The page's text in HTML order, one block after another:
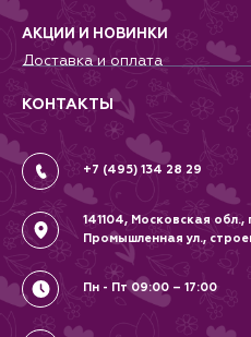
Террариумистика
Питомникам
Добрые дела
Новости
Контакты
Вопрос-Ответ
АКЦИИ И НОВИНКИ
Доставка и оплата
Гарантии и возврат
Вакансии
Политика
Соглашение
КОНТАКТЫ
+7 (495) 134 28 29
141104, Московская
Промышленная ул.,
Пн - Пт 09:00 – 17:00